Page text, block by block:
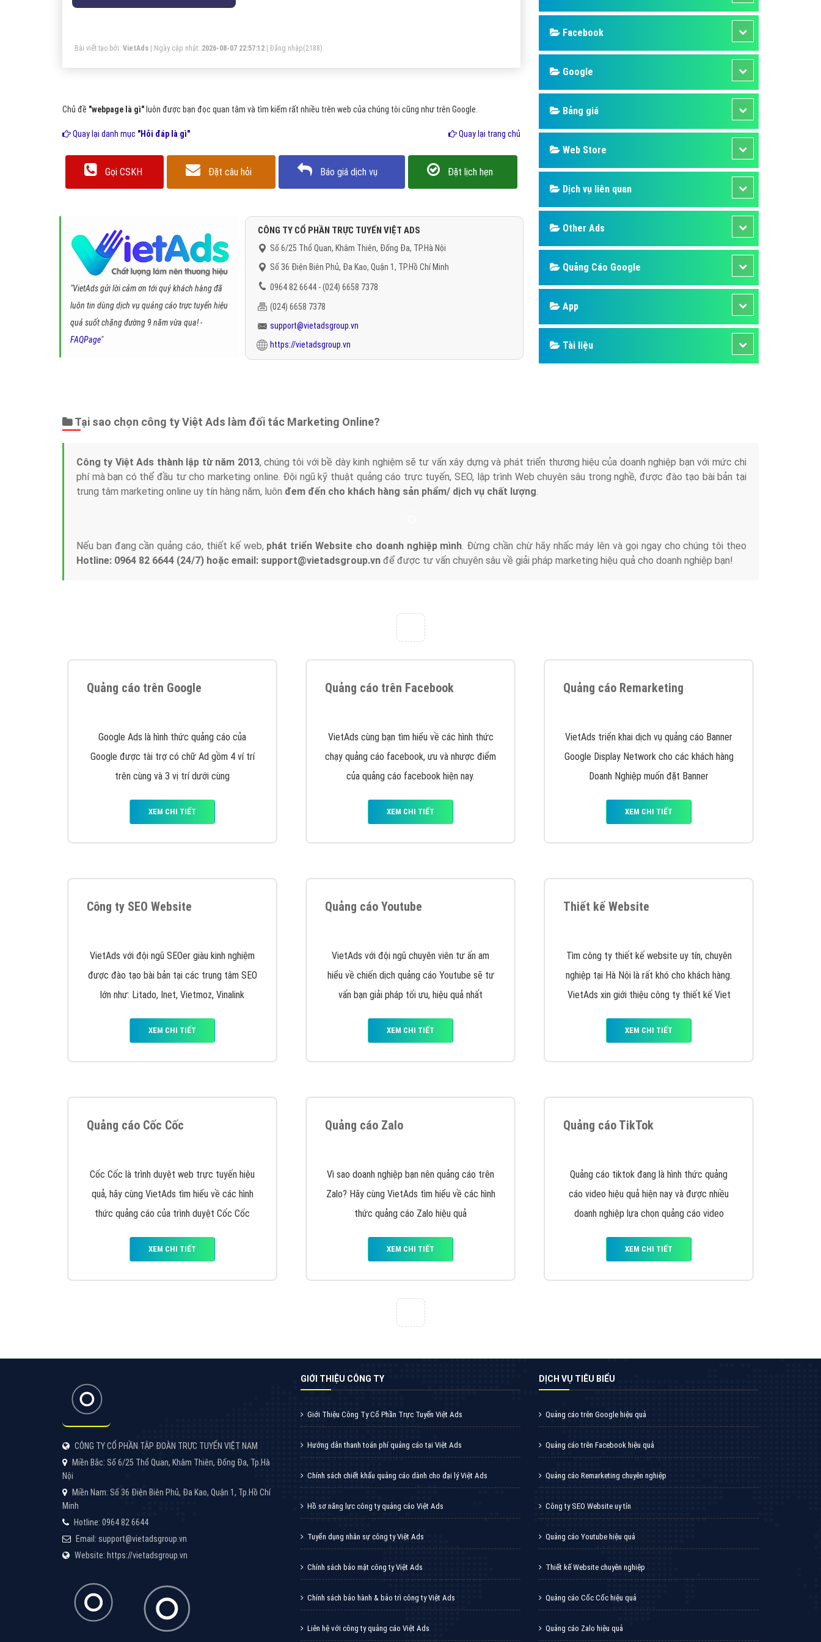
Hỏi đáp quảng cáo mobile
Hỏi đáp quảng cáo Online
Hỏi đáp quảng cáo Skype
Hỏi đáp Domain & Hosting
Hỏi đáp viết bài Marketing
Dịch vụ quảng cáo Zalo
Hỏi đáp quảng cáo Youtube
Thiết kế ứng dụng
Quảng cáo Cốc Cốc hiệu quả
Quảng cáo Zalo chuyên nghiệp
Bài viết tạo bởi: VietAds | Ngày cập nhật: 2026-08-07 22:57:12 Đăng nhập(2188)
Chủ đề "webpage là gì" luôn được bạn đọc quan tâm và tìm kiếm rất nhiều trên web của chúng tôi cũng như trên Google.
Quay lại danh mục "Hỏi đáp là gì" Quay lại trang chủ
Gọi CSKH Đặt câu hỏi Báo giá dịch vụ Đặt lịch hẹn
"VietAds gửi lời cảm ơn tới quý khách hàng đã
luôn tin dùng dịch vụ quảng cáo trực tuyến hiệu
quả suốt chặng đường 9 năm vừa qua! -
FAQPage"
CÔNG TY CỔ PHẦN TRỰC TUYẾN VIỆT ADS
Số 6/25 Thổ Quan, Khâm Thiên, Đống Đa, TP.Hà Nội
Số 36 Điện Biên Phủ, Đa Kao, Quận 1, TP.Hồ Chí Minh
0964 82 6644 - (024) 6658 7378
(024) 6658 7378
support@vietadsgroup.vn
https://vietadsgroup.vn
Facebook
Google
Bảng giá
Web Store
Dịch vụ liên quan
Other Ads
Quảng Cáo Google
App
Tài liệu
Tại sao chọn công ty Việt Ads làm đối tác Marketing Online?
Công ty Việt Ads thành lập từ năm 2013, chúng tôi với bề dày kinh nghiệm sẽ tư vấn xây dựng và phát triển thương hiệu của doanh nghiệp bạn với mức chi
phí mà bạn có thể đầu tư cho marketing online. Đội ngũ kỹ thuật quảng cáo trực tuyến, SEO, lập trình Web chuyên sâu trong nghề, được đào tạo bài bản tại
trung tâm marketing online uy tín hàng năm, luôn đem đến cho khách hàng sản phẩm/ dịch vụ chất lượng.
Nếu bạn đang cần quảng cáo, thiết kế web, phát triển Website cho doanh nghiệp mình. Đừng chần chừ hãy nhấc máy lên và gọi ngay cho chúng tôi theo
Hotline: 0964 82 6644 (24/7) hoặc email: support@vietadsgroup.vn để được tư vấn chuyên sâu về giải pháp marketing hiệu quả cho doanh nghiệp bạn!
Quảng cáo trên Google
Google Ads là hình thức quảng cáo của
Google được tài trợ có chữ Ad gồm 4 ví trí
trên cùng và 3 vị trí dưới cùng
XEM CHI TIẾT
Quảng cáo trên Facebook
VietAds cùng bạn tìm hiểu về các hình thức
chạy quảng cáo facebook, ưu và nhược điểm
của quảng cáo facebook hiện nay.
XEM CHI TIẾT
Quảng cáo Remarketing
VietAds triển khai dịch vụ quảng cáo Banner
Google Display Network cho các khách hàng
Doanh Nghiệp muốn đặt Banner
XEM CHI TIẾT
Công ty SEO Website
VietAds với đội ngũ SEOer giàu kinh nghiệm
được đào tạo bài bản tại các trung tâm SEO
lớn như: Litado, Inet, Vietmoz, Vinalink
XEM CHI TIẾT
Quảng cáo Youtube
VietAds với đội ngũ chuyên viên tư ấn am
hiểu về chiến dịch quảng cáo Youtube sẽ tư
vấn bạn giải pháp tối ưu, hiệu quả nhất
XEM CHI TIẾT
Thiết kế Website
Tìm công ty thiết kế website uy tín, chuyên
nghiệp tại Hà Nội là rất khó cho khách hàng.
VietAds xin giới thiệu công ty thiết kế Viet
XEM CHI TIẾT
Quảng cáo Cốc Cốc
Cốc Cốc là trình duyệt web trực tuyến hiệu
quả, hãy cùng VietAds tìm hiểu về các hình
thức quảng cáo của trình duyệt Cốc Cốc
XEM CHI TIẾT
Quảng cáo Zalo
Vì sao doanh nghiệp bạn nên quảng cáo trên
Zalo? Hãy cùng VietAds tìm hiểu về các hình
thức quảng cáo Zalo hiệu quả
XEM CHI TIẾT
Quảng cáo TikTok
Quảng cáo tiktok đang là hình thức quảng
cáo video hiệu quả hiện nay và được nhiều
doanh nghiệp lựa chọn quảng cáo video
XEM CHI TIẾT
CÔNG TY CỔ PHẦN TẬP ĐOÀN TRỰC TUYẾN VIỆT NAM
Miền Bắc: Số 6/25 Thổ Quan, Khâm Thiên, Đống Đa, Tp.Hà
Nội
Miền Nam: Số 36 Điện Biên Phủ, Đa Kao, Quận 1, Tp.Hồ Chí
Minh
Hotline: 0964 82 6644
Email: support@vietadsgroup.vn
Website: https://vietadsgroup.vn
GIỚI THIỆU CÔNG TY
Giới Thiệu Công Ty Cổ Phần Trực Tuyến Việt Ads
Hướng dẫn thanh toán phí quảng cáo tại Việt Ads
Chính sách chiết khấu quảng cáo dành cho đại lý Việt Ads
Hồ sơ năng lực công ty quảng cáo Việt Ads
Tuyển dụng nhân sự công ty Việt Ads
Chính sách bảo mật công ty Việt Ads
Chính sách bảo hành & bảo trì công ty Việt Ads
Liên hệ với công ty quảng cáo Việt Ads
DỊCH VỤ TIÊU BIỂU
Quảng cáo trên Google hiệu quả
Quảng cáo trên Facebook hiệu quả
Quảng cáo Remarketing chuyên nghiệp
Công ty SEO Website uy tín
Quảng cáo Youtube hiệu quả
Thiết kế Website chuyên nghiệp
Quảng cáo Cốc Cốc hiệu quả
Quảng cáo Zalo hiệu quả